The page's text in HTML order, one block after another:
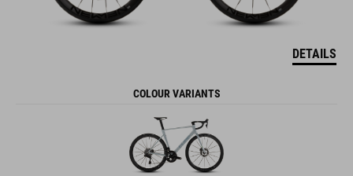
DETAILS
COLOUR VARIANTS